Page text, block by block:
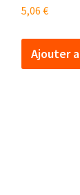
5,06 €
Ajouter